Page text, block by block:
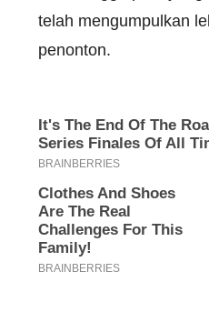
telah mengumpulkan
penonton.